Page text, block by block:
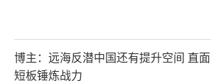
博主：远海反潜中国还有提升空间 直面
短板锤炼战力